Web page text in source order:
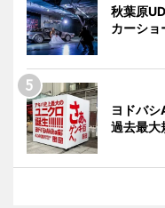
秋葉原
カーショ
ヨドバ
過去最大